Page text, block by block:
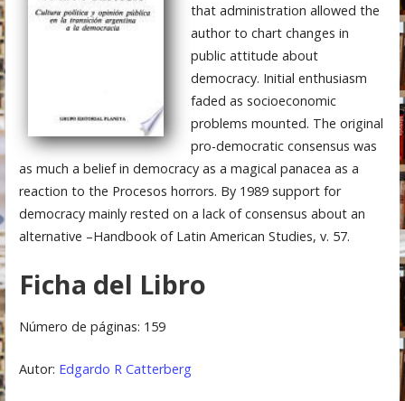
that administration allowed the
author to chart changes in
public attitude about
democracy. Initial enthusiasm
faded as socioeconomic
problems mounted. The original
pro-democratic consensus was
as much a belief in democracy as a magical panacea as a
reaction to the Procesos horrors. By 1989 support for
democracy mainly rested on a lack of consensus about an
alternative –Handbook of Latin American Studies, v. 57.
Ficha del Libro
Número de páginas: 159
Autor: Edgardo R Catterberg